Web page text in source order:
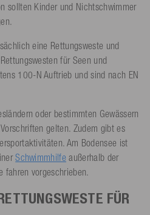
sollten Kinder und Nichtschwimmer
eine Rettungsweste und
für Seen und
100-N Auftrieb und sind nach EN
oder bestimmten Gewässern
gelten. Zudem gibt es
Am Bodensee ist
Schwimmhilfe außerhalb der
fahren vorgeschrieben.
FÜR